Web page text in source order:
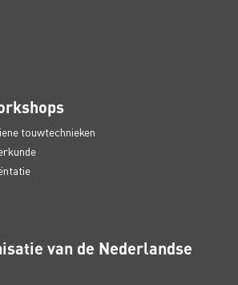
touwtechnieken
van de Nederlandse